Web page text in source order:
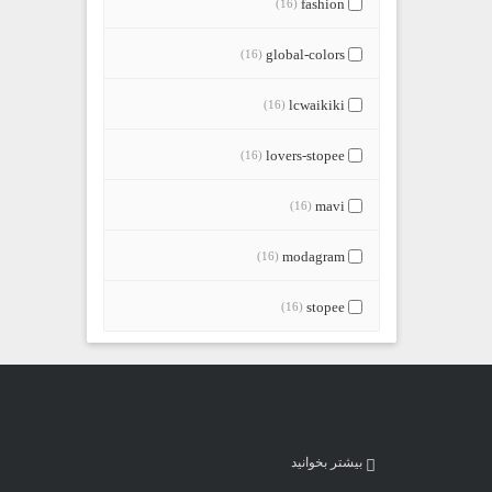
fashion
(16)
global-colors
(16)
lcwaikiki
(16)
lovers-stopee
(16)
mavi
(16)
modagram
(16)
stopee
(16)
بیشتر بخوانید